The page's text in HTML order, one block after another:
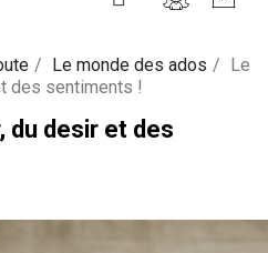
Le monde des ados
Le
des sentiments !
du desir et des